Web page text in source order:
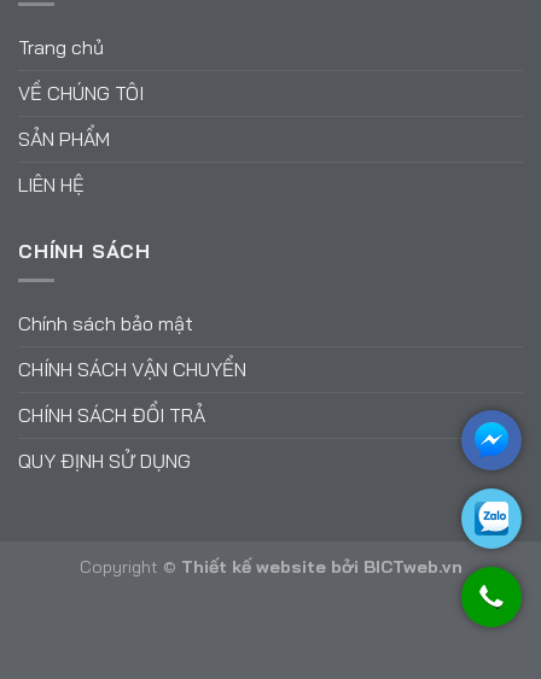
Trang chủ
VỀ CHÚNG TÔI
SẢN PHẨM
LIÊN HỆ
CHÍNH SÁCH
Chính sách bảo mật
CHÍNH SÁCH VẬN CHUYỂN
CHÍNH SÁCH ĐỔI TRẢ
QUY ĐỊNH SỬ DỤNG
Copyright © Thiết kế websitebởi BICTweb.vn